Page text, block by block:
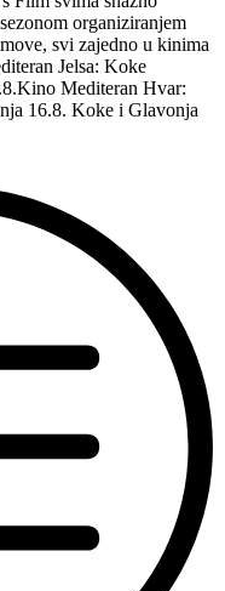
organiziranjem
svi zajedno u kinima
Jelsa: Koke
Mediteran Hvar:
16.8. Koke i Glavonja